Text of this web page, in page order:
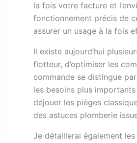
la fois votre facture et
fonctionnement précis de
assurer un usage à la fois
Il existe aujourd’hui
flotteur, d’optimiser les
commande se distingue
les besoins plus
déjouer les pièges
des astuces plomberie
Je détaillerai également